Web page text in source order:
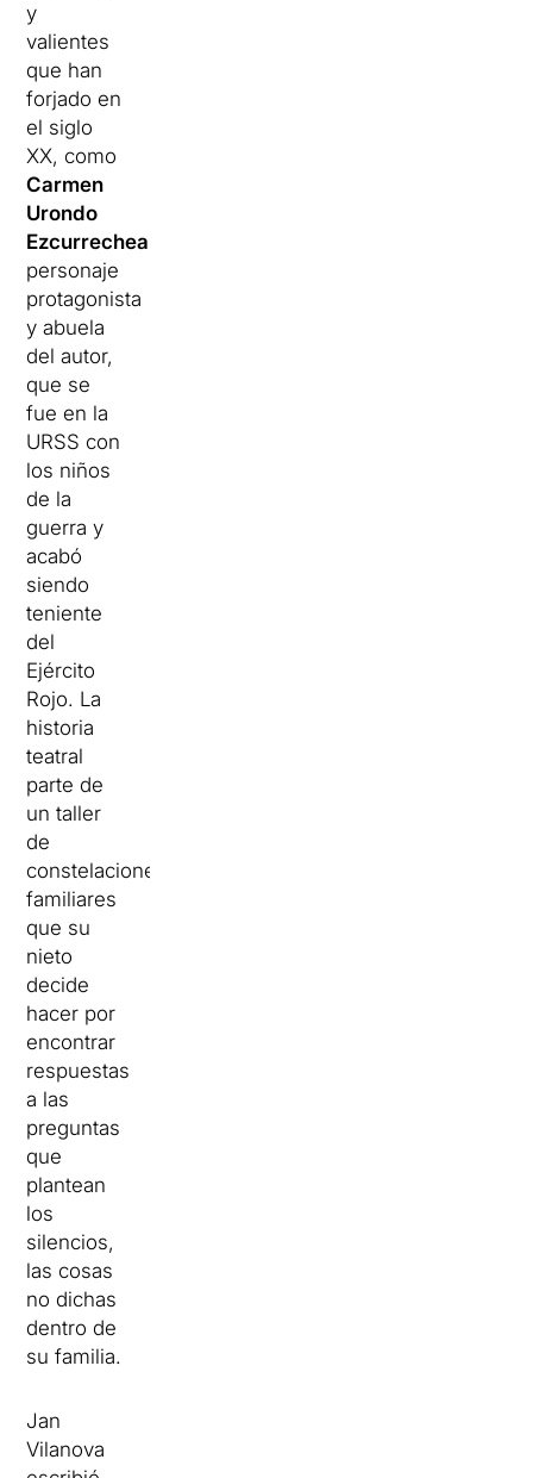
y
valientes
que han
forjado en
el siglo
XX, como
Carmen
Urondo
Ezcurrechea
personaje
protagonista
y abuela
del autor,
que se
fue en la
URSS con
los niños
de la
guerra y
acabó
siendo
teniente
del
Ejército
Rojo. La
historia
teatral
parte de
un taller
de
constelaciones
familiares
que su
nieto
decide
hacer por
encontrar
respuestas
a las
preguntas
que
plantean
los
silencios,
las cosas
no dichas
dentro de
su familia.
Jan
Vilanova